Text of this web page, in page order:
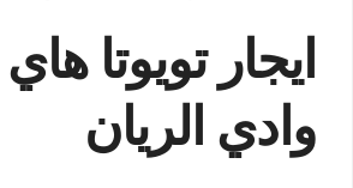
ايجار تويوتا
وادي الريان